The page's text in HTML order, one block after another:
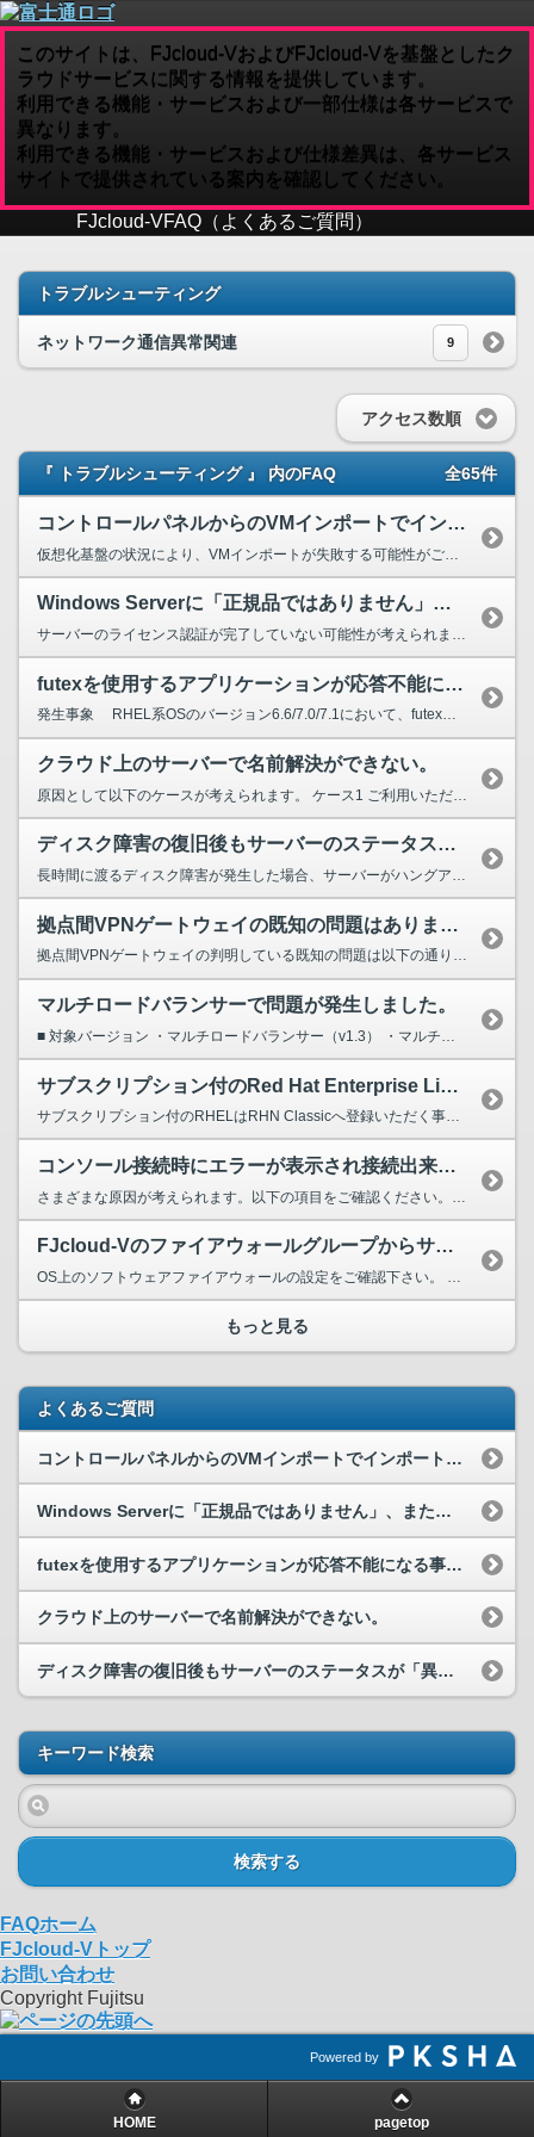
このサイトは、FJcloud-VおよびFJcloud-Vを基盤としたク
ラウドサービスに関する情報を提供しています。
利用できる機能・サービスおよび一部仕様は各サービスで
異なります。
利用できる機能・サービスおよび仕様差異は、各サービス
サイトで提供されている案内を確認してください。
FJcloud-VFAQ（よくあるご質問）
トラブルシューティング
ネットワーク通信異常関連 9
アクセス数順
『 トラブルシューティング 』 内のFAQ 全65件
コントロールパネルからのVMインポートでインポートエラーが出ました。
Windows Serverに「正規品ではありません」、または「ライセンス認証されていません」と表示が出る。
サーバーのライセンス認証が完了していない可能性が考えられます。 本事象は以下の操作を実施してサーバーを作成した場合に発生する可能性がございます。 ・サーバーコピー ・カスタマイズイ...
futexを使用するアプリケーションが応答不能になる事象の回避策を知りたい。
発生事象 RHEL系OSのバージョン6.6/7.0/7.1において、futexを使用するアプリケーションが応答不能となる 事象が発生する可能性があります。 具体的には対象のLinu...
クラウド上のサーバーで名前解決ができない。
ディスク障害の復旧後もサーバーのステータスが「異常あり」になっている
長時間に渡るディスク障害が発生した場合、サーバーがハングアップするなど、サーバーの稼働状態が異常となる場合があります。 ディスク障害が復旧した後も「サーバーに接続できない」「IPアドレスが取得...
拠点間VPNゲートウェイの既知の問題はありますか？
拠点間VPNゲートウェイの判明している既知の問題は以下の通りです。 最新のバージョンでは下記の既知問題は全て修正済みとなりますので、早急なアップデートをご検討ください。 ・対向機器IP...
マルチロードバランサーで問題が発生しました。
■ 対象バージョン ・マルチロードバランサー（v1.3） ・マルチロードバランサー（v2系） 現象 原因 Sorryページが設定できない ヘルスチェックに失敗する ML...
サブスクリプション付のRed Hat Enterprise Linux(RHEL)バージョン5およびバージョン6を作成し、Red Hat Network(RHN) Classicへ登録したところyumが使えなくなった。
サブスクリプション付のRHELはRHN Classicへ登録いただく事はできません。 なお、「rhn_register」コマンドを対象サーバー上で実行された場合はFJcloud-Vが提供するリ...
コンソール接続時にエラーが表示され接続出来ません。
FJcloud-Vのファイアウォールグループからサーバーをはずしたが特定ポートの通信が行えない。
OS上のソフトウェアファイアウォールの設定をご確認下さい。 FJcloud-Vの以下のOSはデフォルトでソフトウェアファイアウォールが起動する設定となっております。 Ubuntu16.04,...
もっと見る
よくあるご質問
コントロールパネルからのVMインポートでインポートエラーが出ました。
Windows Serverに「正規品ではありません」、または「ライセンス認証されていません」と表示が出る。
futexを使用するアプリケーションが応答不能になる事象の回避策を知りたい。
クラウド上のサーバーで名前解決ができない。
ディスク障害の復旧後もサーバーのステータスが「異常あり」になっている
キーワード検索
検索する
FAQホーム
FJcloud-Vトップ
お問い合わせ
Copyright Fujitsu
Powered by
HOME pagetop